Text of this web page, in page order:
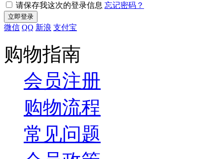
请保存我这次的登录信息 忘记密码？
微信 QQ 新浪 支付宝
购物指南
会员注册
购物流程
常见问题